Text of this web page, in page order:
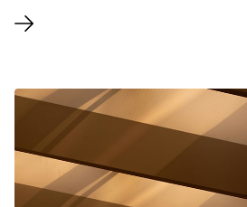
Konkurrensverkets stärkta
författad av Peter Forsberg och